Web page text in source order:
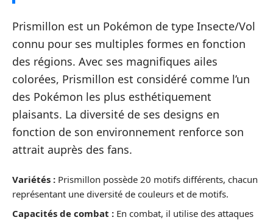
Prismillon est un Pokémon de type Insecte/Vol
connu pour ses multiples formes en fonction
des régions. Avec ses magnifiques ailes
colorées, Prismillon est considéré comme l’un
des Pokémon les plus esthétiquement
plaisants. La diversité de ses designs en
fonction de son environnement renforce son
attrait auprès des fans.
Variétés : Prismillon possède 20 motifs différents, chacun
représentant une diversité de couleurs et de motifs.
Capacités de combat : En combat, il utilise des attaques